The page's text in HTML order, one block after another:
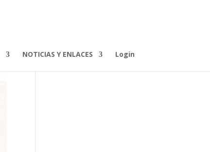
NOTICIAS Y ENLACES Login